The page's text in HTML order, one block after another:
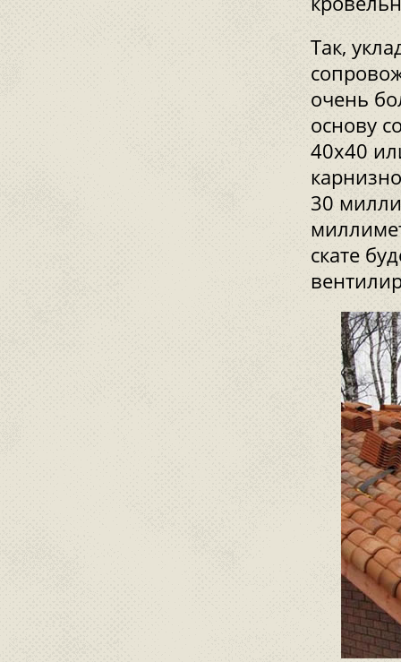
Так,
очень
основу
40x40
30
скате